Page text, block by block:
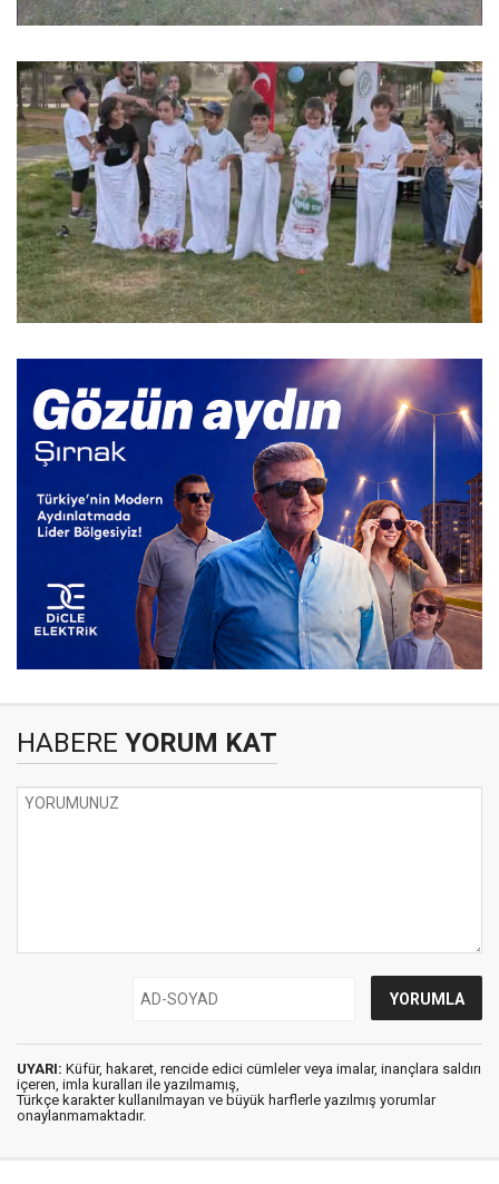
HABERE YORUM KAT
UYARI: Küfür, hakaret, rencide edici cümleler veya imalar, inançlara saldırı
içeren, imla kuralları ile yazılmamış,
Türkçe karakter kullanılmayan ve büyük harflerle yazılmış yorumlar
onaylanmamaktadır.